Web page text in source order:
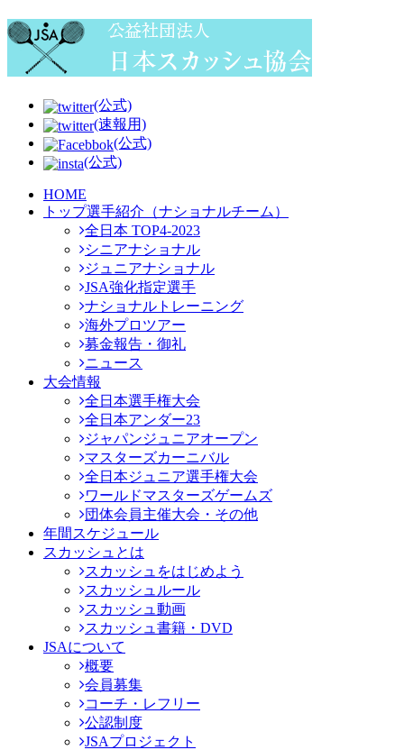
(公式)
(速報用)
(公式)
(公式)
HOME
トップ選手紹介（ナショナルチーム）
全日本 TOP4-2023
シニアナショナル
ジュニアナショナル
JSA強化指定選手
ナショナルトレーニング
海外プロツアー
募金報告・御礼
ニュース
大会情報
全日本選手権大会
全日本アンダー23
ジャパンジュニアオープン
マスターズカーニバル
全日本ジュニア選手権大会
ワールドマスターズゲームズ
団体会員主催大会・その他
年間スケジュール
スカッシュとは
スカッシュをはじめよう
スカッシュルール
スカッシュ動画
スカッシュ書籍・DVD
JSAについて
概要
会員募集
コーチ・レフリー
公認制度
JSAプロジェクト